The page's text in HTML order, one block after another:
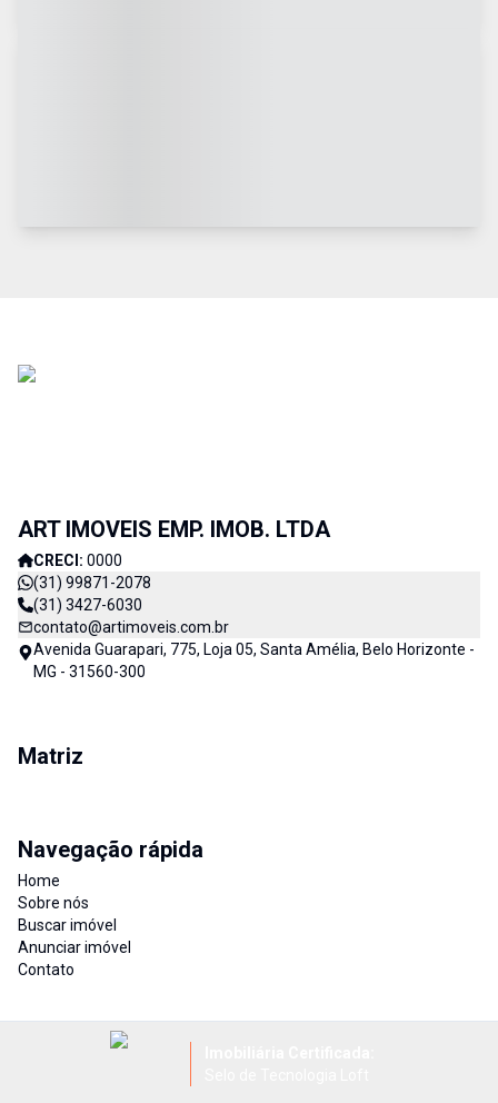
ART IMOVEIS EMP. IMOB. LTDA
CRECI: 0000
(31) 99871-2078
(31) 3427-6030
contato@artimoveis.com.br
Avenida Guarapari, 775, Loja 05, Santa Amélia, Belo Horizonte -
MG - 31560-300
Matriz
Navegação rápida
Home
Sobre nós
Buscar imóvel
Anunciar imóvel
Contato